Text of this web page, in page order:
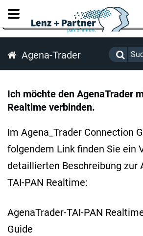
KUNDENPORTAL
Agena-Trader
Ich möchte den AgenaTrader
Realtime verbinden.
Im Agena_Trader Connection
folgendem Link finden Sie ein
detaillierten Beschreibung zur
TAI-PAN Realtime:
AgenaTrader-TAI-PAN
Guide